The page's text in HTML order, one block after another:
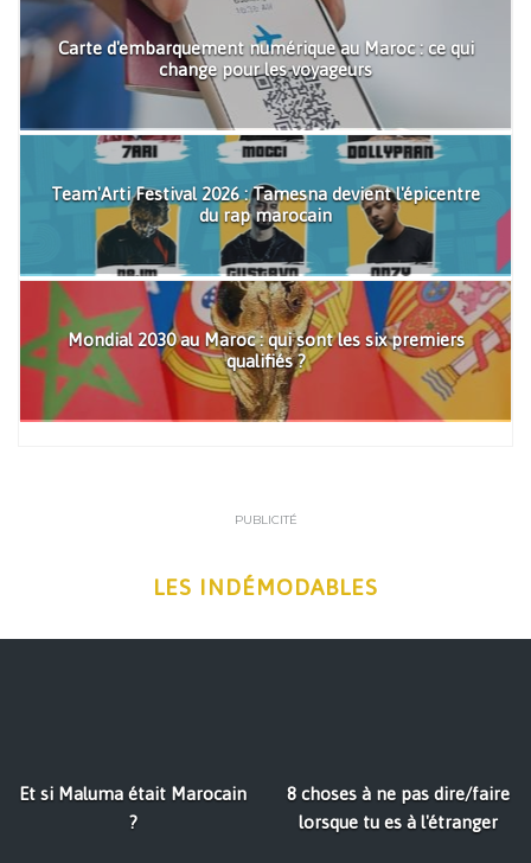
Carte d'embarquement numérique au Maroc : ce qui
change pour les voyageurs
Team'Arti Festival 2026 : Tamesna devient l'épicentre
du rap marocain
Mondial 2030 au Maroc : qui sont les six premiers
qualifiés ?
PUBLICITÉ
LES INDÉMODABLES
Et si Maluma était Marocain
?
8 choses à ne pas dire/faire
lorsque tu es à l'étranger